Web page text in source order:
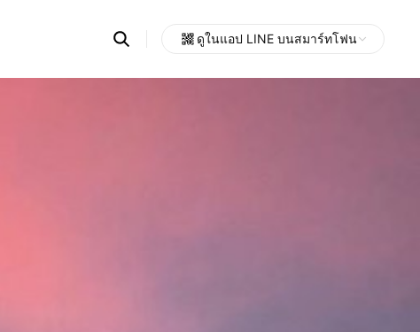
Search
OpenChats
messages
search
ดูในแอป LINE บนสมาร์ทโฟน